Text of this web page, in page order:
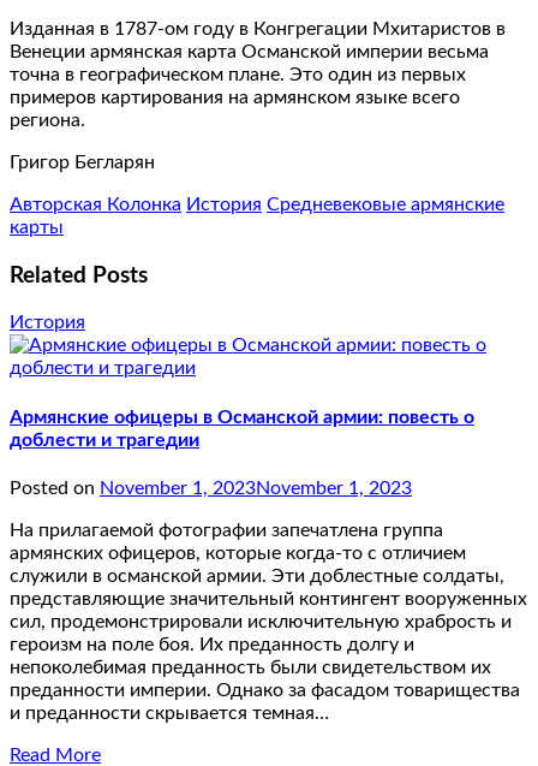
Изданная в 1787-ом году в Конгрегации Мхитаристов в
Венеции армянская карта Османской империи весьма
точна в географическом плане. Это один из первых
примеров картирования на армянском языке всего
региона.
Григор Бегларян
Авторская Колонка История Средневековые армянские
карты
Related Posts
История
Армянские офицеры в Османской армии: повесть о
доблести и трагедии
Posted on November 1, 2023November 1, 2023
На прилагаемой фотографии запечатлена группа
армянских офицеров, которые когда-то с отличием
служили в османской армии. Эти доблестные солдаты,
представляющие значительный контингент вооруженных
сил, продемонстрировали исключительную храбрость и
героизм на поле боя. Их преданность долгу и
непоколебимая преданность были свидетельством их
преданности империи. Однако за фасадом товарищества
и преданности скрывается темная…
Read More